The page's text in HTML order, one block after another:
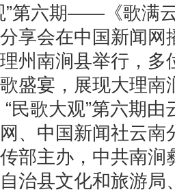
”第六期——《歌满
享会在中国新闻网
州南涧县举行，多
盛宴，展现大理南
歌大观”第六期由
、中国新闻社云南
部主办，中共南涧
治县文化和旅游局